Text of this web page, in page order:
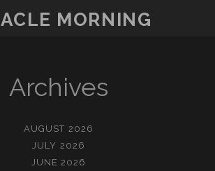
MORNING
Archives
AUGUST 2026
JULY 2026
JUNE 2026